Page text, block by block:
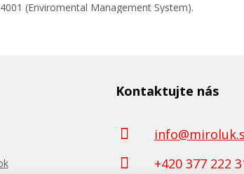
(Enviromental Management System).
Kontaktujte nás
+420 377 222